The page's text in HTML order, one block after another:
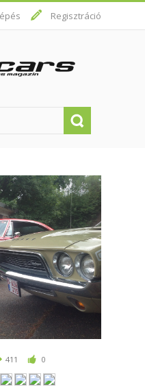
Regisztráció
411 0